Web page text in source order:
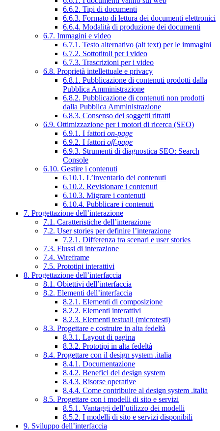
6.6.2. Tipi di documenti
6.6.3. Formato di lettura dei documenti elettronici
6.6.4. Modalità di produzione dei documenti
6.7. Immagini e video
6.7.1. Testo alternativo (alt text) per le immagini
6.7.2. Sottotitoli per i video
6.7.3. Trascrizioni per i video
6.8. Proprietà intellettuale e privacy
6.8.1. Pubblicazione di contenuti prodotti dalla
Pubblica Amministrazione
6.8.2. Pubblicazione di contenuti non prodotti
dalla Pubblica Amministrazione
6.8.3. Consenso dei soggetti ritratti
6.9. Ottimizzazione per i motori di ricerca (SEO)
6.9.1. I fattori on-page
6.9.2. I fattori off-page
6.9.3. Strumenti di diagnostica SEO: Search
Console
6.10. Gestire i contenuti
6.10.1. L’inventario dei contenuti
6.10.2. Revisionare i contenuti
6.10.3. Migrare i contenuti
6.10.4. Pubblicare i contenuti
7. Progettazione dell’interazione
7.1. Caratteristiche dell’interazione
7.2. User stories per definire l’interazione
7.2.1. Differenza tra scenari e user stories
7.3. Flussi di interazione
7.4. Wireframe
7.5. Prototipi interattivi
8. Progettazione dell’interfaccia
8.1. Obiettivi dell’interfaccia
8.2. Elementi dell’interfaccia
8.2.1. Elementi di composizione
8.2.2. Elementi interattivi
8.2.3. Elementi testuali (microtesti)
8.3. Progettare e costruire in alta fedeltà
8.3.1. Layout di pagina
8.3.2. Prototipi in alta fedeltà
8.4. Progettare con il design system .italia
8.4.1. Documentazione
8.4.2. Benefici del design system
8.4.3. Risorse operative
8.4.4. Come contribuire al design system .italia
8.5. Progettare con i modelli di sito e servizi
8.5.1. Vantaggi dell’utilizzo dei modelli
8.5.2. I modelli di sito e servizi disponibili
9. Sviluppo dell’interfaccia